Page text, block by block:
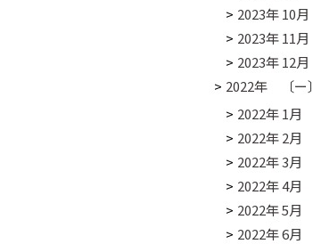
2023年 10月
2023年 11月
2023年 12月
2022年 〔ー〕
2022年 1月
2022年 2月
2022年 3月
2022年 4月
2022年 5月
2022年 6月